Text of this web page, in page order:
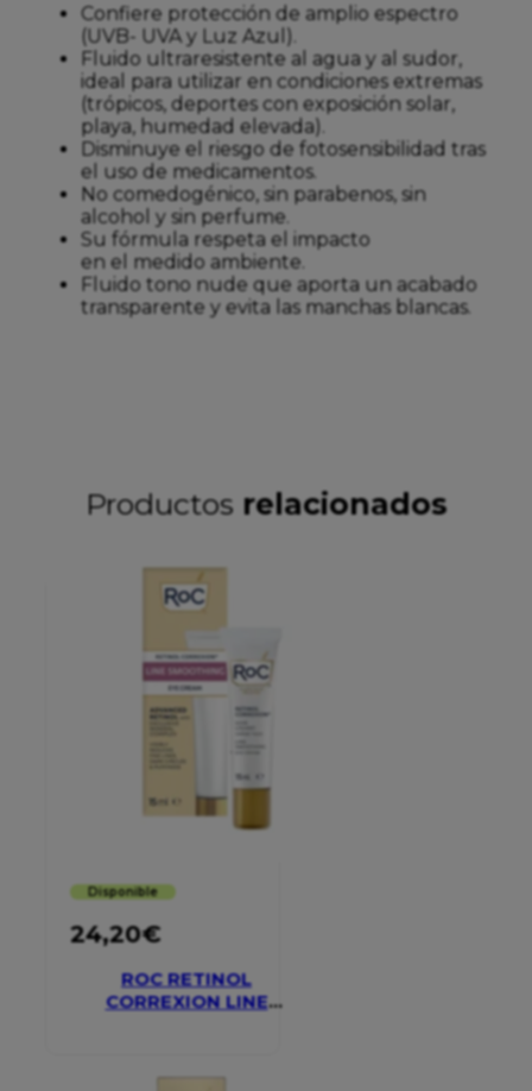
Confiere protección de amplio espectro
(UVB- UVA y Luz Azul).
Fluido ultraresistente al agua y al sudor,
ideal para utilizar en condiciones extremas
(trópicos, deportes con exposición solar,
playa, humedad elevada).
Disminuye el riesgo de fotosensibilidad tras
el uso de medicamentos.
No comedogénico, sin parabenos, sin
alcohol y sin perfume.
Su fórmula respeta el impacto
en el medido ambiente.
Fluido tono nude que aporta un acabado
transparente y evita las manchas blancas.
Productos relacionados
Disponible
24,20€
ROC RETINOL
CORREXION LINE